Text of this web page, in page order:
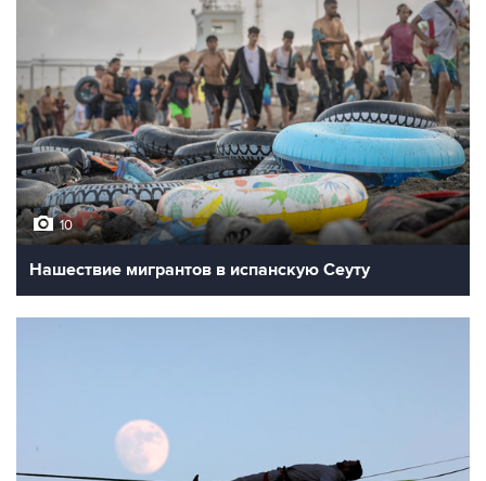
10
Нашествие мигрантов в испанскую Сеуту